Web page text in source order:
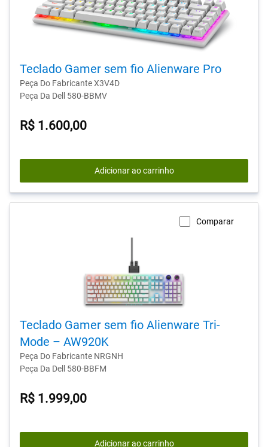
Teclado Gamer sem fio Alienware Pro
Peça Do Fabricante X3V4D
Peça Da Dell 580-BBMV
R$ 1.600,00
Adicionar ao carrinho
Comparar
Teclado Gamer sem fio Alienware Tri-
Mode – AW920K
Peça Do Fabricante NRGNH
Peça Da Dell 580-BBFM
R$ 1.999,00
Adicionar ao carrinho